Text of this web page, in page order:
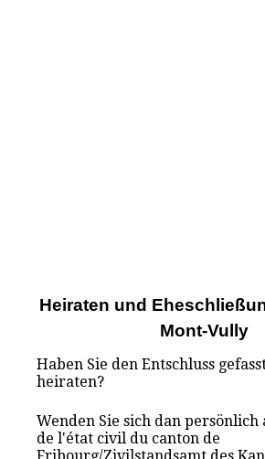
Heiraten und
Mont-Vully
Haben Sie den Entschluss
heiraten?
Wenden Sie sich dan persönlich
de l'état civil du canton de
Fribourg/Zivilstandsamt des